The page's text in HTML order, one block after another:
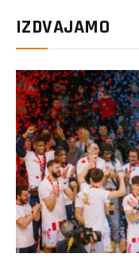
IZDVAJAMO